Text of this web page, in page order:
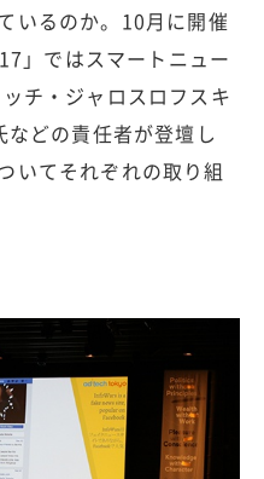
いるのか。10月に開催
」ではスマートニュー
チ・ジャロスロフスキ
どの責任者が登壇し
いてそれぞれの取り組